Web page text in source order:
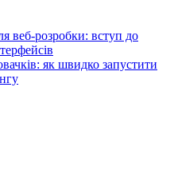
веб-розробки: вступ до
як швидко запустити